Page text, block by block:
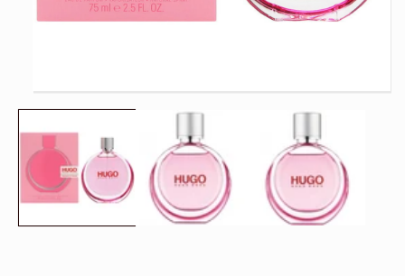
le
1
dans
fenêtre
modale